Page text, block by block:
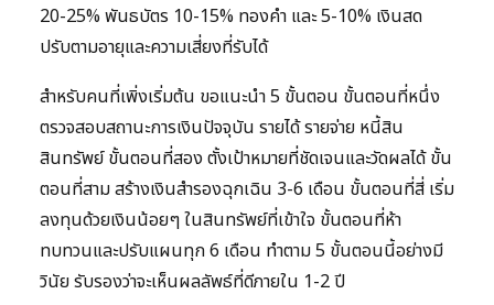
20-25% พันธบัตร 10-15% ทองคำ และ 5-10% เงินสด
ปรับตามอายุและความเสี่ยงที่รับได้
สำหรับคนที่เพิ่งเริ่มต้น ขอแนะนำ 5 ขั้นตอน ขั้นตอนที่หนึ่ง
ตรวจสอบสถานะการเงินปัจจุบัน รายได้ รายจ่าย หนี้สิน
สินทรัพย์ ขั้นตอนที่สอง ตั้งเป้าหมายที่ชัดเจนและวัดผลได้ ขั้น
ตอนที่สาม สร้างเงินสำรองฉุกเฉิน 3-6 เดือน ขั้นตอนที่สี่ เริ่ม
ลงทุนด้วยเงินน้อยๆ ในสินทรัพย์ที่เข้าใจ ขั้นตอนที่ห้า
ทบทวนและปรับแผนทุก 6 เดือน ทำตาม 5 ขั้นตอนนี้อย่างมี
วินัย รับรองว่าจะเห็นผลลัพธ์ที่ดีภายใน 1-2 ปี